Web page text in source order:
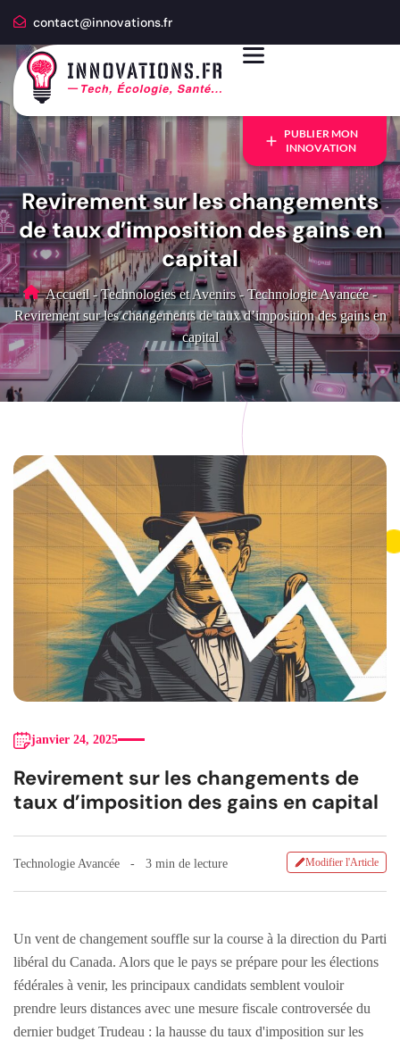
contact@innovations.fr
PUBLIER MON
INNOVATION
Revirement sur les changements
de taux d’imposition des gains en
capital
Accueil - Technologies et Avenirs - Technologie Avancée -
Revirement sur les changements de taux d’imposition des gains en
capital
janvier 24, 2025
Revirement sur les changements de
taux d’imposition des gains en capital
Technologie Avancée 3 min de lecture Modifier l'Article
Un vent de changement souffle sur la course à la direction du Parti
libéral du Canada. Alors que le pays se prépare pour les élections
fédérales à venir, les principaux candidats semblent vouloir
prendre leurs distances avec une mesure fiscale controversée du
dernier budget Trudeau : la hausse du taux d'imposition sur les